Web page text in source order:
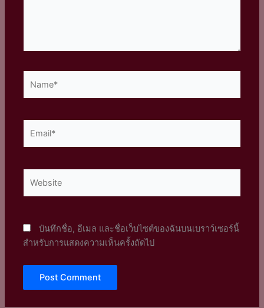
บันทึกชื่อ, อีเมล และชื่อเว็บไซต์ของฉันบนเบราว์เซอร์นี้
สำหรับการแสดงความเห็นครั้งถัดไป